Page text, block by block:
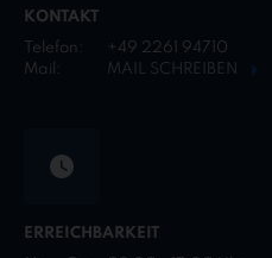
KONTAKT
Telefon:
+49 2261 94710
Mail:
MAIL SCHREIBEN
ERREICHBARKEIT